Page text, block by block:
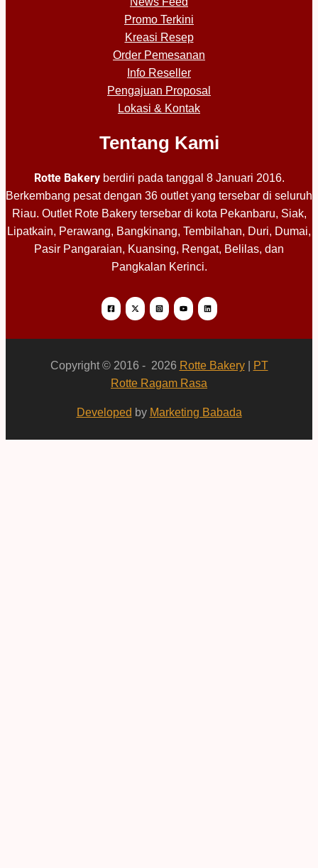
Promo Terkini
Kreasi Resep
Order Pemesanan
Info Reseller
Pengajuan Proposal
Lokasi & Kontak
Tentang Kami
Rotte Bakeryberdiri pada tanggal 8 Januari 2016.
Berkembang pesat dengan 36 outlet yang tersebar di seluruh
Riau. Outlet Rote Bakery tersebar di kota Pekanbaru, Siak,
Lipatkain, Perawang, Bangkinang, Tembilahan, Duri, Dumai,
Pasir Pangaraian, Kuansing, Rengat, Belilas, dan
Pangkalan Kerinci.
Copyright © 2016 - 2026 Rotte Bakery|
PT
Rotte Ragam Rasa
Developed by Marketing Babada